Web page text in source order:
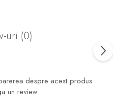
uri (0)
despre acest produs
un review.